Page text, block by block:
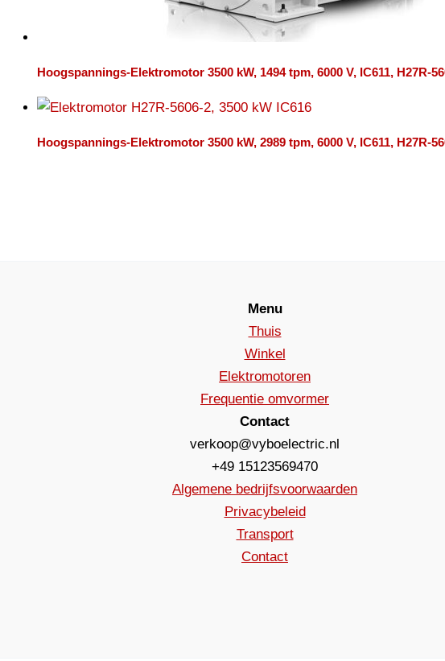
Hoogspannings-Elektromotor 3500 kW, 1494 tpm, 6000 V, IC611, H27R-
Hoogspannings-Elektromotor 3500 kW, 2989 tpm, 6000 V, IC611, H27R-
Menu
Thuis
Winkel
Elektromotoren
Frequentie omvormer
Contact
verkoop@vyboelectric.nl
+49 15123569470
Algemene bedrijfsvoorwaarden
Privacybeleid
Transport
Contact